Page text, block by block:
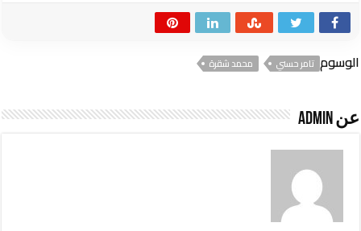
الوسوم تامر حسني محمد شقرة
عن Admin